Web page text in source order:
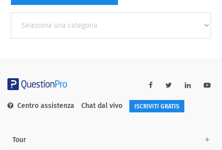
categories
Centro assistenza Chat dal vivo ISCRIVITI GRATIS
Tour